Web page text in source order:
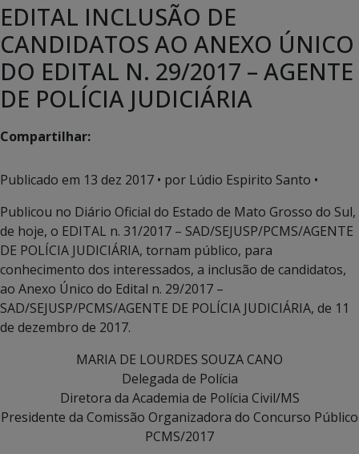
EDITAL INCLUSÃO DE
CANDIDATOS AO ANEXO ÚNICO
DO EDITAL N. 29/2017 – AGENTE
DE POLÍCIA JUDICIÁRIA
Compartilhar:
Publicado em 13 dez 2017 • por Lúdio Espirito Santo •
Publicou no Diário Oficial do Estado de Mato Grosso do Sul,
de hoje, o EDITAL n. 31/2017 – SAD/SEJUSP/PCMS/AGENTE
DE POLÍCIA JUDICIÁRIA, tornam público, para
conhecimento dos interessados, a inclusão de candidatos,
ao Anexo Único do Edital n. 29/2017 –
SAD/SEJUSP/PCMS/AGENTE DE POLÍCIA JUDICIÁRIA, de 11
de dezembro de 2017.
MARIA DE LOURDES SOUZA CANO
Delegada de Polícia
Diretora da Academia de Polícia Civil/MS
Presidente da Comissão Organizadora do Concurso Público
PCMS/2017